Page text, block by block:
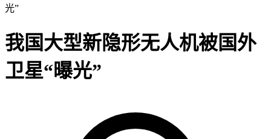
光”
我国大型新隐形无人机被国外
卫星“曝光”